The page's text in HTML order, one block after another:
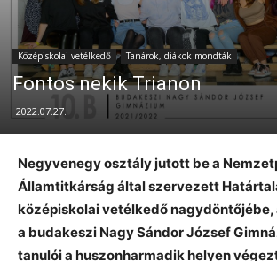
Középiskolai vetélkedő Tanárok, diákok mondták
Fontos nekik Trianon
2022.07.27.
Negyvenegy osztály jutott be a
Államtitkárság által szervezett
középiskolai vetélkedő nagydöntőjébe,
a budakeszi Nagy Sándor József
tanulói a huszonharmadik helyen